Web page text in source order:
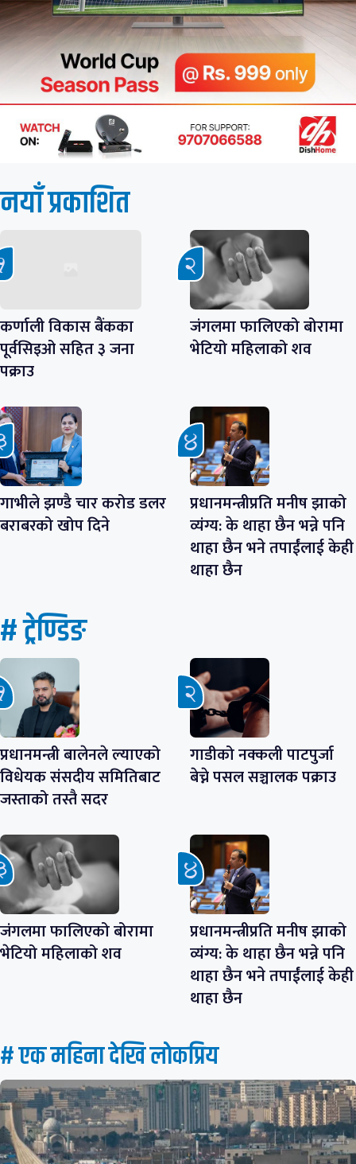
नयाँ प्रकाशित
कर्णाली विकास बैंकका
पूर्वसिइओ सहित ३ जना
पक्राउ
जंगलमा फालिएको बोरामा
भेटियो महिलाको शव
गाभीले झण्डै चार करोड डलर
बराबरको खोप दिने
प्रधानमन्त्रीप्रति मनीष झाको
व्यंग्य: के थाहा छैन भन्ने पनि
थाहा छैन भने तपाईंलाई केही
थाहा छैन
# ट्रेण्डिङ
प्रधानमन्त्री बालेनले ल्याएको
विधेयक संसदीय समितिबाट
जस्ताको तस्तै सदर
गाडीको नक्कली पाटपुर्जा
बेच्ने पसल सञ्चालक पक्राउ
जंगलमा फालिएको बोरामा
भेटियो महिलाको शव
प्रधानमन्त्रीप्रति मनीष झाको
व्यंग्य: के थाहा छैन भन्ने पनि
थाहा छैन भने तपाईंलाई केही
थाहा छैन
# एक महिना देखि लाेकप्रिय